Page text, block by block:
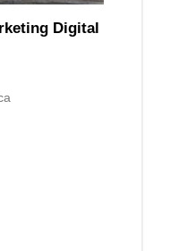
Digital